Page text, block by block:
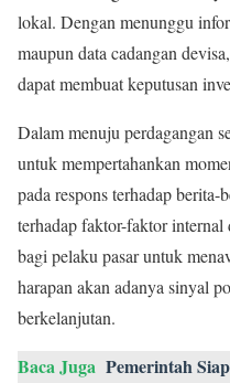
lokal. Dengan menunggu
maupun data cadangan
dapat membuat keputusan
Dalam menuju perdagangan
untuk mempertahankan
pada respons terhadap berita-
terhadap faktor-faktor
bagi pelaku pasar untuk
harapan akan adanya sinyal
berkelanjutan.
Baca Juga Pemerintah